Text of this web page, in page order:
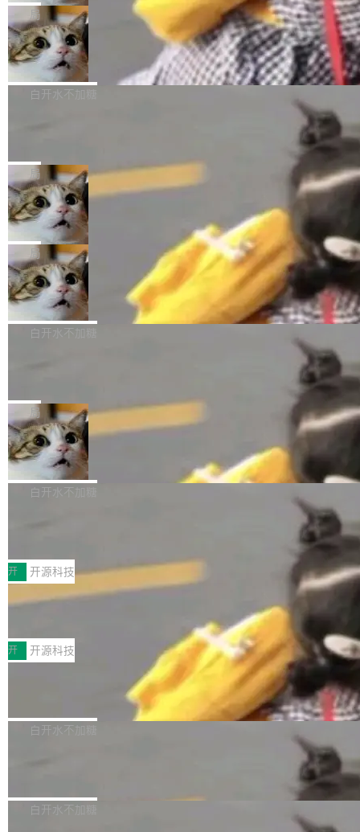
断从他嘴里说出来分量不同。Hugging Face 是
全球最大的开源 AI 平台，上面跑着上百万个模
型。谁在开源赛道上领先，...
aw 是 Shelley 的作者，一个开源 AI coding age
nt。他最近在博客上写了一篇文章，核心论点很
简单：开发者工具必须开源。 理由不是传统的自
由软件情怀，而是一个跟 AI agent 直接相关的
技术判断。 两行 prompt 就能个性化任何软件 C
会变成一场开源 Agent 生态的路演。 8月1日，
DeepSeek Harness 团队负责人崔添翼（tiany
i）在 X 上发帖： 「如果你是 Agent Harness 相
关开源项目的开发者，希望参加 DeepSeek Har
ness 的内测，可以回复或私信联系我。请附上
Harness 负责把能力落到真实环境中——调用工
具、读写文件、管理上下文、处理错误、完成闭
环。崔添翼招人的标...
局
商汤 SenseNova U1.5-Lite-Preview
开源
商汤科技宣布面向社区开源轻量级统一多模态模
型的预览版本 SenseNova U1.5-Lite-Preview。
理解、推理、生成与编辑，还仅以 8B-MoT 的轻
量大小，将能力推进到4K、更精细的真实质感、
更复杂的视觉控制和可持续迭代编辑。 相比 U
1，U1.5-Lite-Preview 在以下方向上带来了显著
提升： 原生支持4K图像生成； 更精细的局部纹
理、细节与真实世界质感； 更准确的中英文文字
生成与复杂版式组织； 更稳定的图...
白开水不加糖
nap。这次是 hwctl——一个用来检查 Ubuntu
硬件认证状态的命令行工具。 Canonical 工程师
Alan Griffiths 在邮件列表中说得很直白：「hwc
tl 是一个 Ubuntu 专有的包，它和它的依赖项都
是 Ubuntu 专有的，不会用在其他发行版上。」
所以 deb 版本的受众实际上为零。既然只有 Ub
untu 用户在用，那用 snap 打包就没什么可纠结
的。 从 deb 到 snap 的迁移路径 hwctl 是 rust-
hwlib 硬件 API 库的一部分，命令行工具负责查
局
Dario Amodei 担心新人来 Anthropic
只为金钱，不为使命
顶级 AI 研究员在两家公司之间来回跳，中间只
隔了几天。 Lilian Weng 上周刚宣布因健康原因
离开 Thinking Machines Lab，说自己作为联合
创始人的角色「太累了」。几天后，The Inform
ation 就曝出她将重回 OpenAI，负责递归自我
改进方向的研究。她是 Thinking Machines 过
一在人才争夺战中失血的公司。六月，Google
连失两员大将：Noam Shazeer 去了 Op...
局
FFmpeg 9.0 发布
FFmpeg 9.0 现已发布，包含多项改进。官方更
新日志列出的 9.0 版本主要更新内容如下： 扩
er HE-AAC 960 解码 (DAB+) transpose_cuda
filter 添加 AMF Frame Rate Converter (vf_frc
_amf) filter SMPTE 2094-50 元数据支持和直
通 ProRes RAW VideoToolbox 硬件加速器 AP
V ...
白开水不加糖
Code 在 X 上发帖：「DeepSeek Flash did 8T
tokens on August 1st. 5T of free usage + 3T
on OpenCode Go.」79.8 万次浏览，连带着 #
DeepSeek一天消耗了8万亿# 上了微博热搜——
注意这是 OpenCode 一家的消耗。 OpenCode
不完。」5T 来自免费额度，3T 来自 Go...
局
NetBSD 11.0 正式发布
NetBSD 11.0 现已正式发布，这是 NetBSD 操
作系统的第十八个主要版本。 自 NetBSD 10.1
ve JH71XX 的设备，例如 VisionFive 2、PINE
64 STAR64，以及 QEMU。 增强了对 POSIX.1
-2024 和 C23 编程接口标准的兼容性。 compat
_linux(8) 增强了对 Linux 系统调用的支持，包
括 epoll（围绕 kqueue 实现）、POSIX 消息队
列、...
白开水不加糖
案
享会在上海举办。鸿蒙生态的全场景智慧营销平
台鲸鸿动能协同华为游戏中心，面向游戏行业开
发者及生态伙伴，系统呈现了平台在游戏领域的
完整能力版图——从IAP高价值用户的全周期经
营、到IAA游戏的“买变一体”正循环、再到联运与
广告协同的全链路经营闭环，以及面向全球市场
的出海增长布局。 华为终端云业务商业化销售负
责人在开场致辞中表示，游戏开发者的核心诉求
已不再是“多一个投放渠道”，而是一套能够持续
高质量游戏...
开 开源科技
技嘉X3D系列再添新成员 B850 AORU
面向AMD Ryzen X3D处理器玩家，技嘉X3D系
列主板阵容迎来新成员——B850 AORUS ELITE
X3D。作为面向主流高性能平台打造的全新主板
产品，B850 AORUS ELITE X3D延续技嘉在X3
D平台优化上的技术积累，旨在为游戏玩家带来
更稳定、更高效的装机选择。 B850 AORUS ELI
式2.0，可根据不同使用场景释放处理器潜力，
开 开源科技
Zadig v5.0 发布：AI 发布专员与 AI 审
我们团队这几天最大的卡点不是 AI 写得不够
好，是 AI 写得太好了。 好到审查排期从两天的
过 1528 名开发者，85% 说 AI 把瓶颈从写代码
白开水不加糖
数据库，有一个图形后端。作为一个原生的 Gra
白开水不加糖